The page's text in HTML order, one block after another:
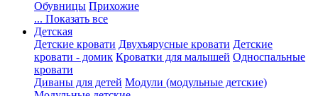
Обувницы Прихожие
... Показать все
Детская
Детские кровати Двухъярусные кровати Детские
кровати - домик Кроватки для малышей Односпальные
кровати
Диваны для детей Модули (модульные детские)